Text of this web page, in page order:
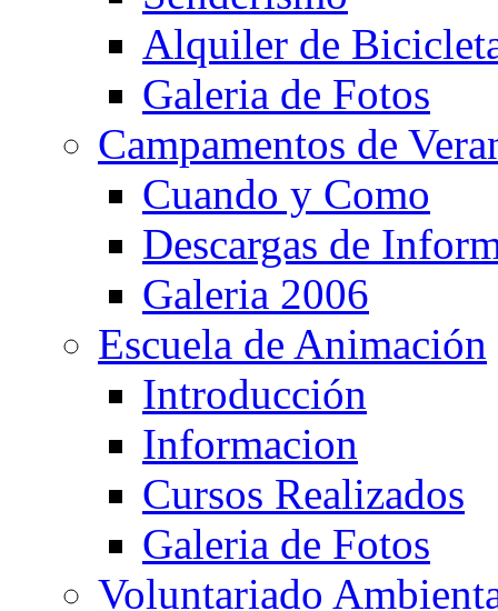
Alquiler de
Galeria de Fotos
Campamentos de
Cuando y Como
Descargas de
Galeria 2006
Escuela de Animación
Introducción
Informacion
Cursos Realizados
Galeria de Fotos
Voluntariado